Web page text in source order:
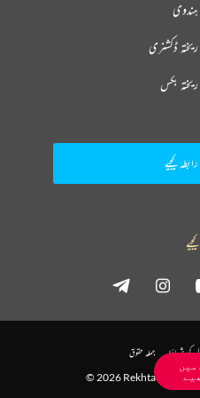
میں
ہندوی
ریختہ ڈکشنری
ریختہ بکس
رابطہ کیجیے
کی شرائط جملہ حقوق
© 2026 Rekhta™